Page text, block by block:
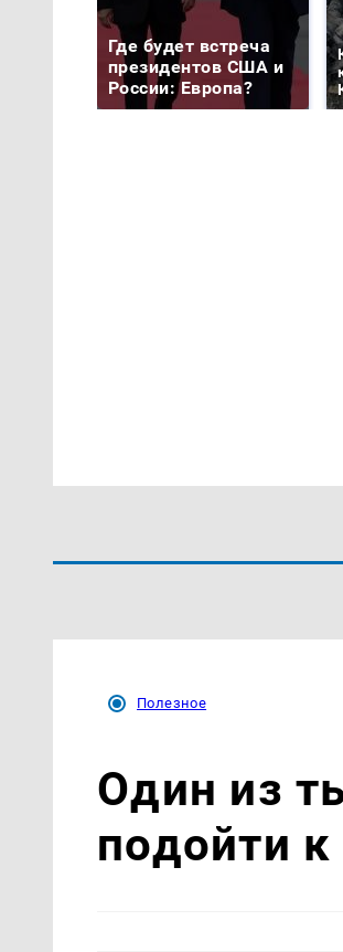
Где будет встреча
президентов США и
России: Европа?
Полезное
Один из
подойти